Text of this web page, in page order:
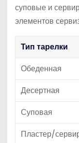
суповые и
элементов
Тип тарелки
Обеденная
Десертная
Суповая
Пластер/